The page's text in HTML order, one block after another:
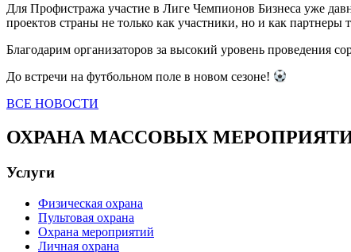
Для Профистража участие в Лиге Чемпионов Бизнеса уже
проектов страны не только как участники, но и как партнеры
Благодарим организаторов за высокий уровень проведения
До встречи на футбольном поле в новом сезоне!
ВСЕ НОВОСТИ
ОХРАНА МАССОВЫХ
Услуги
Физическая охрана
Пультовая охрана
Охрана мероприятий
Личная охрана